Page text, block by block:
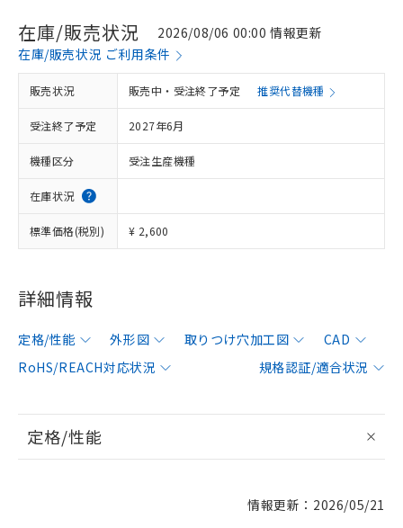
在庫/販売状況
2026/08/06 00:00 情報更新
在庫/販売状況 ご利用条件
販売状況 販売中・受注終了予定 推奨代替機種
受注終了予定 2027年6月
機種区分 受注生産機種
在庫状況
標準価格(税別) ¥ 2,600
詳細情報
定格/性能 外形図 取りつけ穴加工図
CAD
RoHS/REACH対応状況
規格認証/適合状況
定格/性能
情報更新：2026/05/21